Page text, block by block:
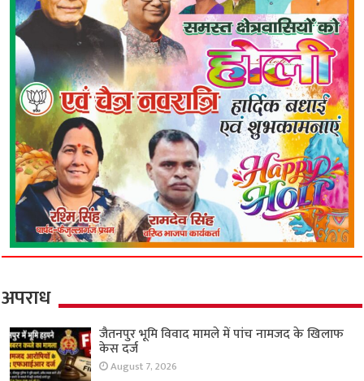
अपराध
जैतनपुर भूमि विवाद मामले में पांच नामजद के खिलाफ
केस दर्ज
August 7, 2026